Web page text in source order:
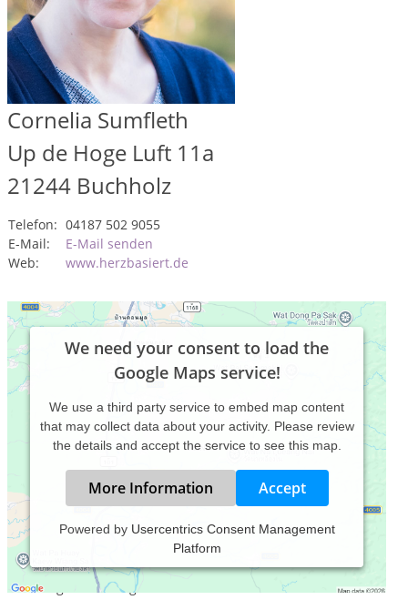
Cornelia Sumfleth
Up de Hoge Luft 11a
21244 Buchholz
Telefon: 04187 502 9055
E-Mail:
E-Mail senden
Web:
www.herzbasiert.de
We need your consent to load the
Google Maps service!
We use a third party service to embed map content
that may collect data about your activity. Please review
the details and accept the service to see this map.
More Information Accept
Powered by Usercentrics Consent Management
Platform
Als Heilpraktikerin für Psychotherapie und Systemische
psychologische Therapeutin (HISL) biete ich psychologische
Beratung & Coaching in 21244 Buchholz in der Nordheide an.